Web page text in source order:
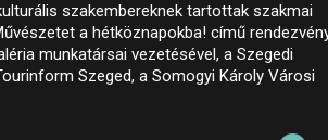
szakembereknek tartottak szakmai
a hétköznapokba! című
munkatársai vezetésével, a Szegedi
Szeged, a Somogyi Károly Városi